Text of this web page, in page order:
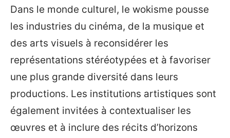
Dans le monde culturel, le wokisme pousse
les industries du cinéma, de la musique et
des arts visuels à reconsidérer les
représentations stéréotypées et à favoriser
une plus grande diversité dans leurs
productions. Les institutions artistiques sont
également invitées à contextualiser les
œuvres et à inclure des récits d’horizons